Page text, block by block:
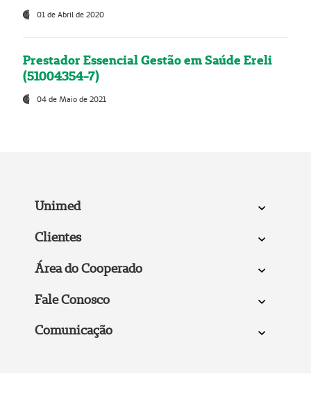
01 de Abril de 2020
Prestador Essencial Gestão em Saúde Ereli
(51004354-7)
04 de Maio de 2021
Unimed
Clientes
Área do Cooperado
Fale Conosco
Comunicação